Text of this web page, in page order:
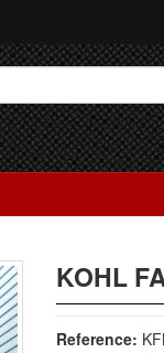
KOHL
Reference: